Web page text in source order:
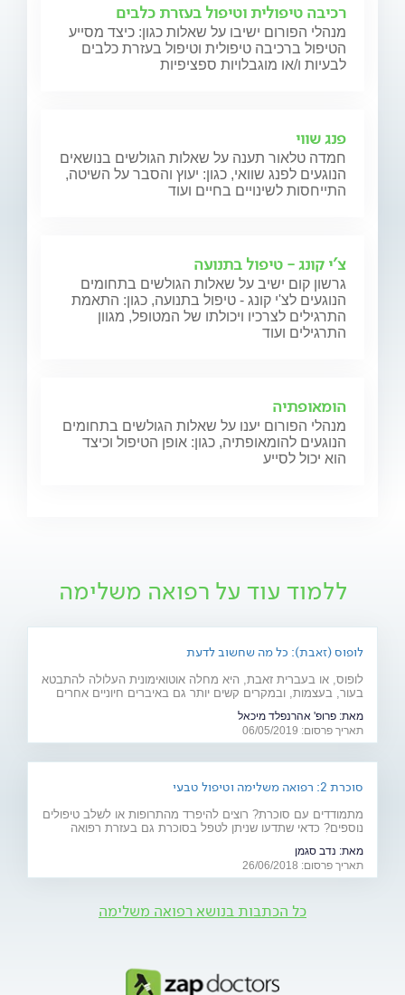
רכיבה טיפולית וטיפול בעזרת כלבים
מנהלי הפורום ישיבו על שאלות כגון: כיצד מסייע
הטיפול ברכיבה טיפולית וטיפול בעזרת כלבים
לבעיות ו/או מוגבלויות ספציפיות
פנג שווי
חמדה טלאור תענה על שאלות הגולשים בנושאים
הנוגעים לפנג שוואי, כגון: יעוץ והסבר על השיטה,
התייחסות לשינויים בחיים ועוד
צ'י קונג - טיפול בתנועה
גרשון קום ישיב על שאלות הגולשים בתחומים
הנוגעים לצ'י קונג - טיפול בתנועה, כגון: התאמת
התרגילים לצרכיו ויכולתו של המטופל, מגוון
התרגילים ועוד
הומאופתיה
מנהלי הפורום יענו על שאלות הגולשים בתחומים
הנוגעים להומאופתיה, כגון: אופן הטיפול וכיצד
הוא יכול לסייע
ללמוד עוד על רפואה משלימה
לופוס (זאבת): כל מה שחשוב לדעת
לופוס, או בעברית זאבת, היא מחלה אוטואימונית העלולה להתבטא
בעור, בעצמות, ובמקרים קשים יותר גם באיברים חיוניים אחרים
לה? ומהו הטיפול המתקדם שנכנס לסל הבריאות בשנים
האחרונות? כתבה לרגל יום המודעות למחלה (10.5)
מאת: פרופ' אהרנפלד מיכאל
תאריך פרסום: 06/05/2019
סוכרת 2: רפואה משלימה וטיפול טבעי
מתמודדים עם סוכרת? רוצים להיפרד מהתרופות או לשלב טיפולים
נוספים? כדאי שתדעו שניתן לטפל בסוכרת גם בעזרת רפואה
מרפא
מאת: נדב סגמן
תאריך פרסום: 26/06/2018
כל הכתבות בנושא רפואה משלימה